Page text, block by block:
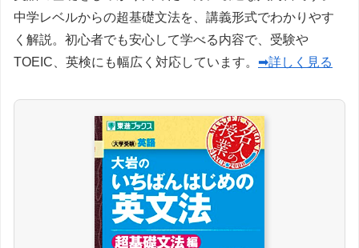
中学レベルからの超基礎文法を、講義形式でわかりやす
く解説。初心者でも安心して学べる内容で、受験や
TOEIC、英検にも幅広く対応しています。 ➡詳しく見る